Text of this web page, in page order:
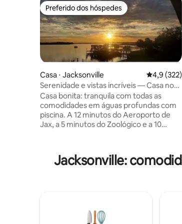
Preferido dos hóspedes
Preferido dos hóspedes
Casa ⋅ Jacksonville 4,9 de
4,9 (322)
Serenidade e vistas incríveis — Casa no
rio com piscina
Casa bonita: tranquila com todas as
comodidades em águas profundas com
piscina. A 12 minutos do Aeroporto de
Jax, a 5 minutos do Zoológico e a 10
de carro. Centro, Estádio, Arena etc. 10
min Relaxe no convés ou sente-se ao
dos melhores da Flórida: vermelhos,
Jacksonville: